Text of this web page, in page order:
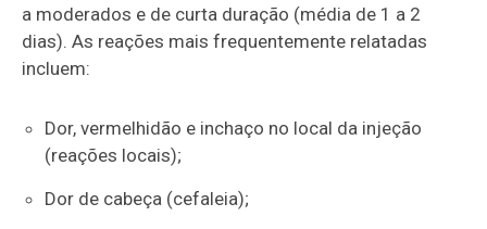
a moderados e de curta duração (média de 1 a 2
dias). As reações mais frequentemente relatadas
incluem:
Dor, vermelhidão e inchaço no local da injeção
(reações locais);
Dor de cabeça (cefaleia);